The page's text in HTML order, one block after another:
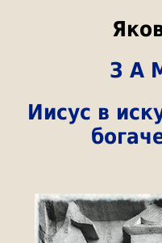
З А
Иисус в